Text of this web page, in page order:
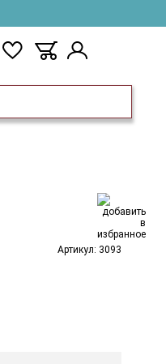
Артикул: 3093